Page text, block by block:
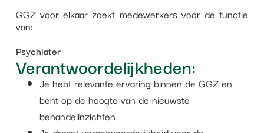
GGZ voor elkaar zoekt medewerkers voor de functie
van:
Psychiater
Verantwoordelijkheden:
Je hebt relevante ervaring binnen de GGZ en
bent op de hoogte van de nieuwste
behandelinzichten